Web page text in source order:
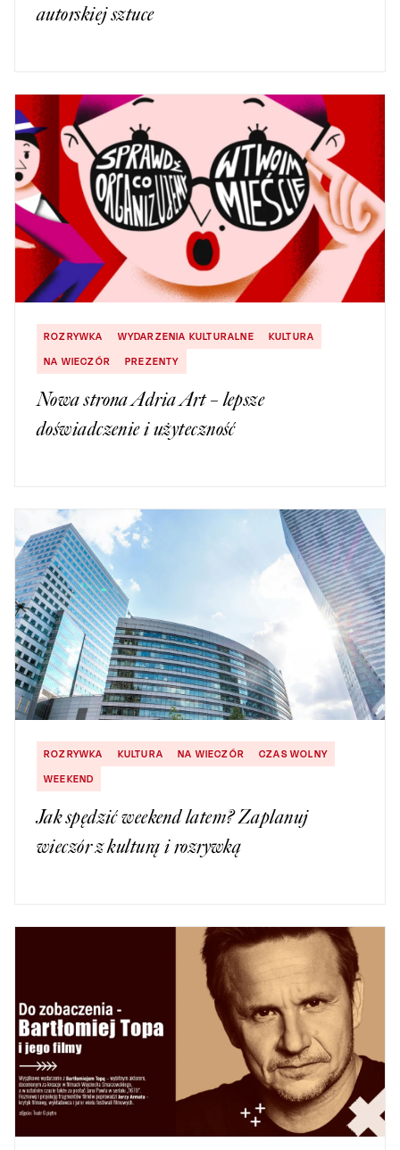
autorskiej sztuce
ROZRYWKA WYDARZENIA KULTURALNE
KULTURA
NA WIECZÓR
PREZENTY
Nowa strona Adria Art – lepsze
doświadczenie i użyteczność
ROZRYWKA KULTURA NA WIECZÓR
CZAS WOLNY
WEEKEND
Jak spędzić weekend latem? Zaplanuj
wieczór z kulturą i rozrywką